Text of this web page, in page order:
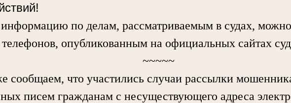
по делам, рассматриваемым в судах, можно
опубликованным на официальных сайтах
~~~~~
что участились случаи рассылки
писем гражданам с несуществующего адреса